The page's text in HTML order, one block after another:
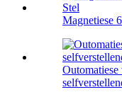
Magnetiese